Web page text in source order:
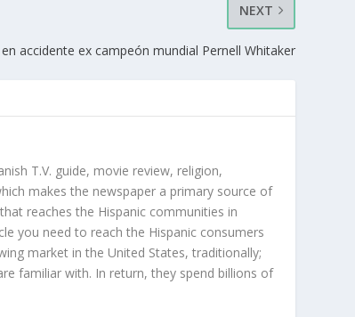
NEXT
accidente ex campeón mundial Pernell Whitaker
T.V. guide, movie review, religion,
makes the newspaper a primary source of
reaches the Hispanic communities in
you need to reach the Hispanic consumers
market in the United States, traditionally;
familiar with. In return, they spend billions of